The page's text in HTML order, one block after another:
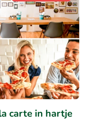
carte in hartje